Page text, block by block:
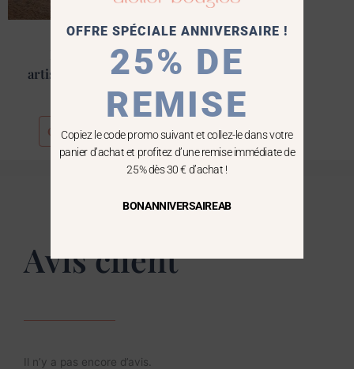
Bougies Fleurs
Bougie fleurie
artisanale blanc cassé
€
Choix des options
sur
la
page
produit
Avis client
Il n’y a pas encore d’avis.
OFFRE SPÉCIALE ANNIVERSAIRE !
25% DE
REMISE
Copiez le code promo suivant et collez-le dans votre
panier d’achat et profitez d’une remise immédiate de
25% dès 30 € d’achat !
BONANNIVERSAIREAB